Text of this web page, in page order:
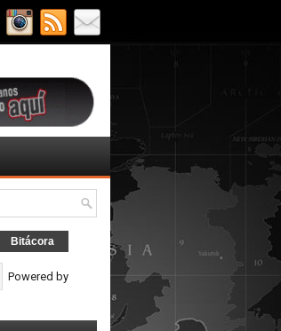
Bitácora
Powered by